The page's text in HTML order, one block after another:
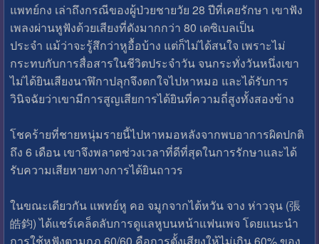
แพทย์กง เล่าถึงกรณีของผู้ป่วยชายวัย 28 ปีที่เคยรักษา เขาฟัง
เพลงผ่านหูฟังด้วยเสียงที่ดังมากกว่า 80 เดซิเบลเป็น
ประจำ แม้ว่าจะรู้สึกว่าหูอื้อบ้าง แต่ก็ไม่ได้สนใจ เพราะไม่
กระทบกับการสื่อสารในชีวิตประจำวัน จนกระทั่งวันหนึ่งเขา
ไม่ได้ยินเสียงนาฬิกาปลุกจึงตกใจไปหาหมอ และได้รับการ
วินิจฉัยว่าเขามีการสูญเสียการได้ยินที่ความถี่สูงทั้งสองข้าง
โชคร้ายที่ชายหนุ่มรายนี้ไปหาหมอหลังจากพบอาการผิดปกติ
ถึง 6 เดือน เขาจึงพลาดช่วงเวลาที่ดีที่สุดในการรักษาและได้
รับความเสียหายทางการได้ยินถาวร
ในขณะเดียวกัน แพทย์หู คอ จมูกจากไต้หวัน จาง ห่าวจุน (張
皓鈞) ได้แชร์เคล็ดลับการดูแลหูบนหน้าแฟนเพจ โดยแนะนำ
การใช้หูฟังตามกฎ 60/60 คือการตั้งเสียงให้ไม่เกิน 60% ของ